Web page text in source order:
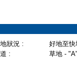
狀況 :
好地至快
:
草地 -